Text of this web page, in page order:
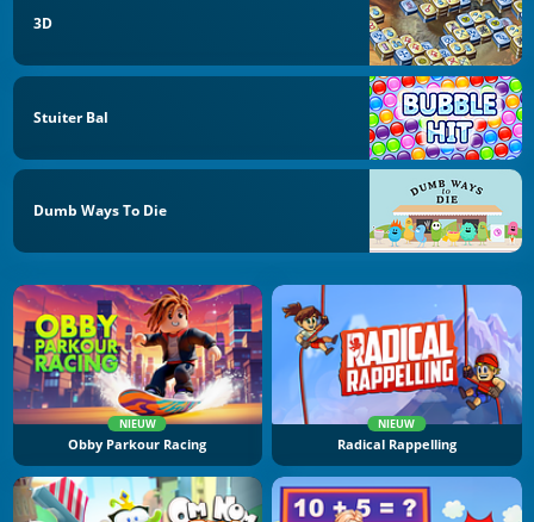
3D
Stuiter Bal
Dumb Ways To Die
NIEUW
Obby Parkour Racing
NIEUW
Radical Rappelling